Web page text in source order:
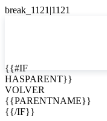
{{#IF
HASPARENT}}
VOLVER
{{PARENTNAME}}
{{/IF}}